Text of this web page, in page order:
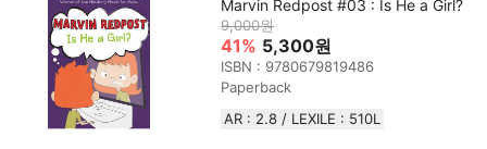
Marvin Redpost #03 : Is He a Girl?
9,000원
41% 5,300원
ISBN : 9780679819486
Paperback
AR : 2.8 / LEXILE : 510L